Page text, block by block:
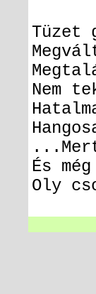
Tüzet
És
Oly